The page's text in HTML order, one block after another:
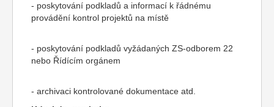
- poskytování podkladů a informací k řádnému
provádění kontrol projektů na místě
- poskytování podkladů vyžádaných ZS-odborem 22
nebo Řídícím orgánem
- archivaci kontrolované dokumentace atd.